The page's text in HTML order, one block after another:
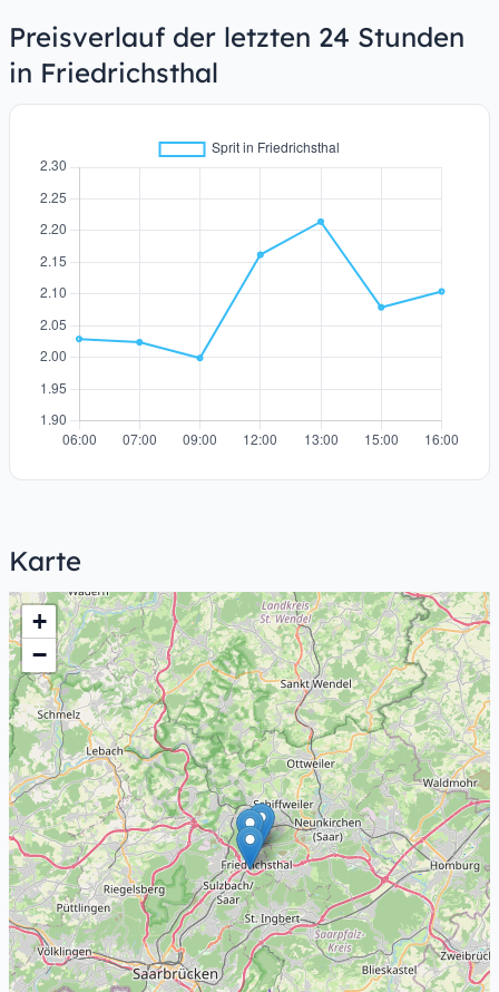
Preisverlauf der letzten 24 Stunden
in Friedrichsthal
Karte
+
−